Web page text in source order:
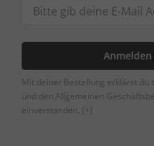
Mit deiner Bestellung erklärst du
und den Allgemeinen
einverstanden. [+]